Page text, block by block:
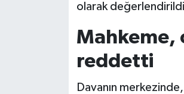
olarak
Mahkeme,
reddetti
Davanın merkezinde,